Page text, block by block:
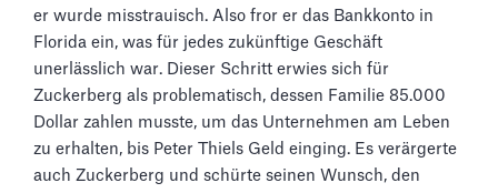
er wurde misstrauisch. Also fror er das Bankkonto in
Florida ein, was für jedes zukünftige Geschäft
unerlässlich war. Dieser Schritt erwies sich für
Zuckerberg als problematisch, dessen Familie 85.000
Dollar zahlen musste, um das Unternehmen am Leben
zu erhalten, bis Peter Thiels Geld einging. Es verärgerte
auch Zuckerberg und schürte seinen Wunsch, den